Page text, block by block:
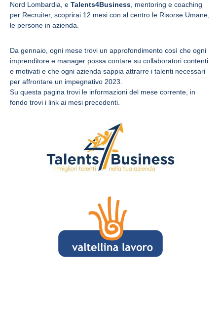
Nord Lombardia, e Talents4Business , mentoring e coaching
per Recruiter, scoprirai 12 mesi con al centro le Risorse Umane,
le persone in azienda.
Da gennaio, ogni mese trovi un approfondimento così che ogni
imprenditore e manager possa contare su collaboratori contenti
e motivati e che ogni azienda sappia attrarre i talenti necessari
per affrontare un impegnativo 2023.
Su questa pagina trovi le informazioni del mese corrente, in
fondo trovi i link ai mesi precedenti.